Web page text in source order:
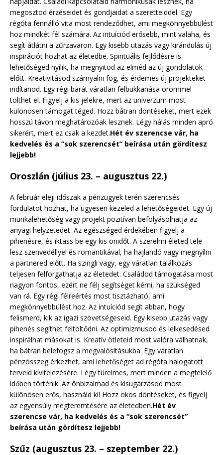
megosztod érzéseidet és gondjaidat a szeretteiddel. Egy
régóta fennálló vita most rendeződhet, ami megkönnyebbülést
hoz mindkét fél számára. Az intuíciód erősebb, mint valaha, és
segít átlátni a zűrzavaron. Egy kisebb utazás vagy kirándulás új
inspirációt hozhat az életedbe. Spirituális fejlődésre is
lehetőséged nyílik, ha megnyitod az elméd az új gondolatok
előtt. Kreativitásod szárnyalni fog, és érdemes új projekteket
indítanod. Egy régi barát váratlan felbukkanása örömmel
tölthet el. Figyelj a kis jelekre, mert az univerzum most
különösen támogat téged. Hozz bátran döntéseket, mert ezek
hosszú távon meghatározóak lesznek. Légy hálás minden apró
sikerért, mert ez csak a kezdet.Hét év szerencse vár, ha
kedvelés és a “sok szerencsét” beírása után gördítesz
lejjebb!
Oroszlán (július 23. – augusztus 22.)
A február eleji időszak a pénzügyek terén szerencsés
fordulatot hozhat, ha ügyesen kezeled a lehetőségeidet. Egy új
munkalehetőség vagy projekt pozitívan befolyásolhatja az
anyagi helyzetedet. Az egészséged érdekében figyelj a
pihenésre, és iktass be egy kis önidőt. A szerelmi életed tele
lesz szenvedéllyel és romantikával, ha hajlandó vagy megnyílni
a partnered előtt. Ha szingli vagy, egy váratlan találkozás
teljesen felforgathatja az életedet. Családod támogatása most
nagyon fontos, ezért ne félj segítséget kérni, ha szükséged
van rá. Egy régi félreértés most tisztázható, ami
megkönnyebbülést hoz. Az intuíciód segít abban, hogy
felismerd, kik az igazi szövetségeseid. Egy kisebb utazás vagy
pihenés segíthet feltöltődni. Az optimizmusod és lelkesedésed
inspirálhat másokat is. Kreatív ötleteid most valóra válhatnak,
ha bátran belefogsz a megvalósításukba. Egy váratlan
pénzösszeg érkezhet, ami lehetőséget ad régóta halogatott
terveid kivitelezésére. Légy türelmes, mert minden a megfelelő
időben történik. Az önbizalmad és kisugárzásod most
különösen erős, használd ki! Hozz okos döntéseket, és figyelj
az egyensúly megteremtésére az életedben.Hét év
szerencse vár, ha kedvelés és a “sok szerencsét”
beírása után gördítesz lejjebb!
Szűz (augusztus 23. – szeptember 22.)